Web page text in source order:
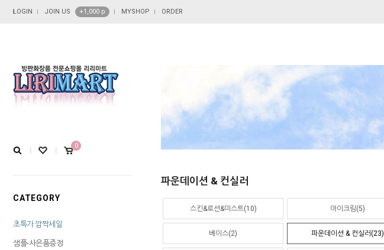
LOGIN JOIN US +1,000 p MYSHOP ORDER
0
CATEGORY
초특가 깜짝세일
샘플-사은품증정
파운데이션 & 컨실러
스킨&로션&미스트(10) 아이크림(5)
베이스(2) 파운데이션 & 컨실러(23)